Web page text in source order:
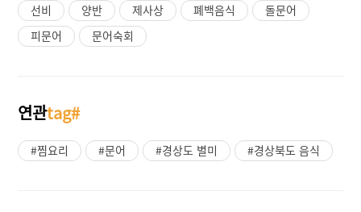
선비 양반 제사상 폐백음식
돌문어
피문어
문어숙회
연관tag#
#찜요리 #문어 #경상도 별미 #경상북도 음식